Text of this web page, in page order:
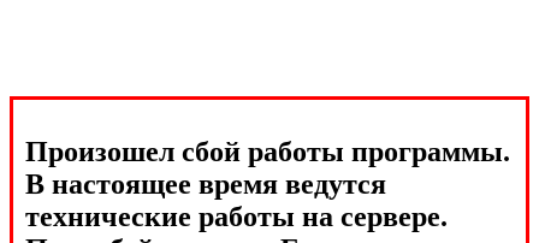
Произошел сбой работы программы.
В настоящее время ведутся
технические работы на сервере.